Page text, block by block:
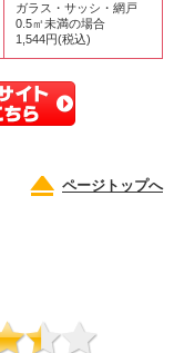
ガラス・サッシ・網戸
0.5㎡未満の場合
1,544円(税込)
ページトップへ